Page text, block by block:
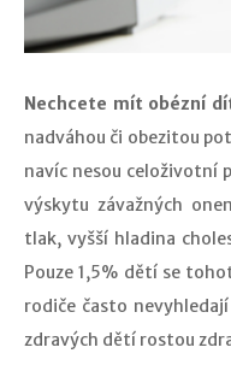
Nechcete mít obézní
nadváhou či obezitou
navíc nesou celoživotní
výskytu závažných
tlak, vyšší hladina
Pouze 1,5% dětí se
rodiče často
zdravých dětí rostou